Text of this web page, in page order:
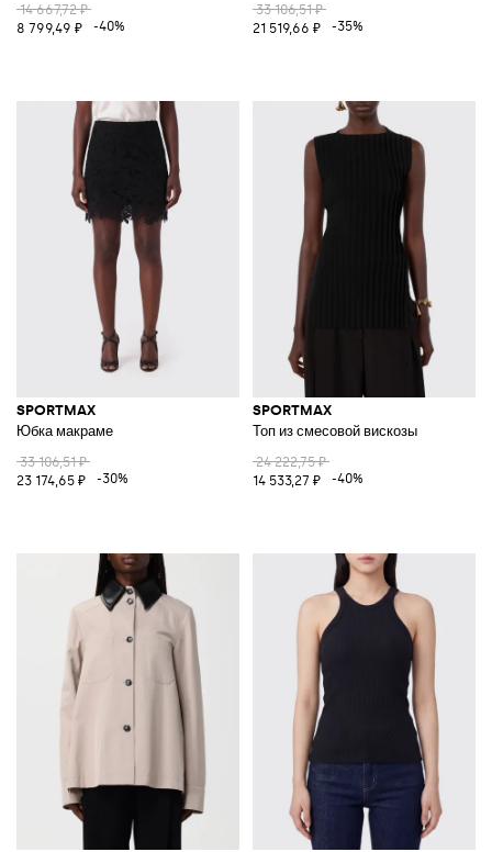
14 667,72 ₽
8 799,49 ₽
-40%
33 106,51 ₽
21 519,66 ₽
-35%
SPORTMAX
Юбка макраме
33 106,51 ₽
23 174,65 ₽
-30%
SPORTMAX
Топ из смесовой вискозы
24 222,75 ₽
14 533,27 ₽
-40%